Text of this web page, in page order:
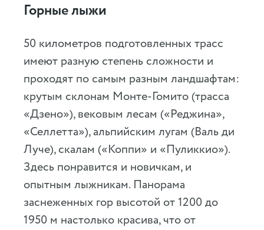
Горные лыжи
50 километров подготовленных трасс
имеют разную степень сложности и
проходят по самым разным ландшафтам:
крутым склонам Монте-Гомито (трасса
«Дзено»), вековым лесам («Реджина»,
«Селлетта»), альпийским лугам (Валь ди
Луче), скалам («Коппи» и «Пуликкио»).
Здесь понравится и новичкам, и
опытным лыжникам. Панорама
заснеженных гор высотой от 1200 до
1950 м настолько красива, что от